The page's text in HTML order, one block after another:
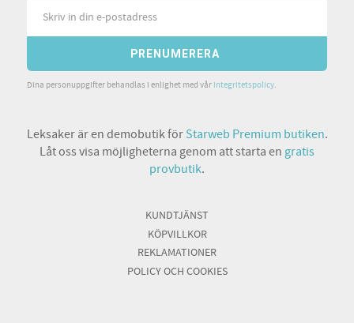
PRENUMERERA
Dina personuppgifter behandlas i enlighet med vår integritetspolicy.
Leksaker är en demobutik för Starweb Premium butiken.
Låt oss visa möjligheterna genom att starta en gratis
provbutik.
KUNDTJÄNST
KÖPVILLKOR
REKLAMATIONER
POLICY OCH COOKIES